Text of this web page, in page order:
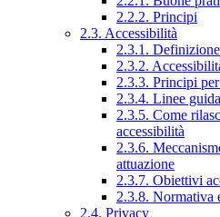
2.2.2. Principi
2.3. Accessibilità
2.3.1. Definizione
2.3.2.
2.3.3. Principi
2.3.4. Linee
2.3.5. Come
accessibilità
2.3.6.
attuazione
2.3.7. Obiettivi
2.3.8. Normativa
2.4. Privacy